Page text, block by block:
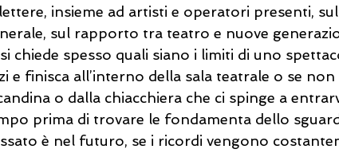
insieme ad artisti e operatori presenti,
sul rapporto tra teatro e nuove
chiede spesso quali siano i limiti di uno
e finisca all’interno della sala teatrale o se
o dalla chiacchiera che ci spinge a
prima di trovare le fondamenta dello
è nel futuro, se i ricordi vengono